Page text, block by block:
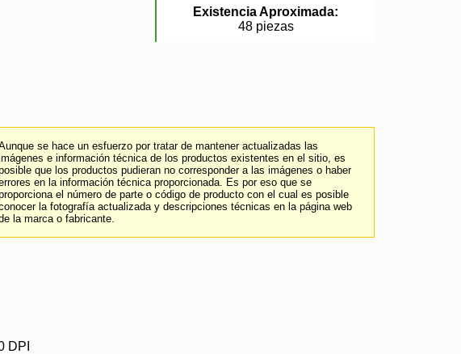
Existencia Aproximada:
48 piezas
se hace un esfuerzo por tratar de mantener actualizadas las
e información técnica de los productos existentes en el sitio, es
que los productos pudieran no corresponder a las imágenes o haber
en la información técnica proporcionada. Es por eso que se
el número de parte o código de producto con el cual es posible
la fotografía actualizada y descripciones técnicas en la página web
la marca o fabricante.
DPI